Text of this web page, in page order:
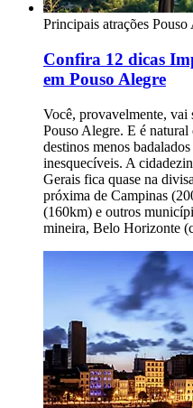
Principais atrações Pouso
Confira 12 dicas
em Pouso Alegre
Você, provavelmente, vai
Pouso Alegre. E é natural
destinos menos
inesquecíveis. A
Gerais fica quase na
próxima de Campinas
(160km) e outros
mineira, Belo Horizonte